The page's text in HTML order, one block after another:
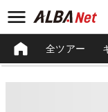
全ツアー